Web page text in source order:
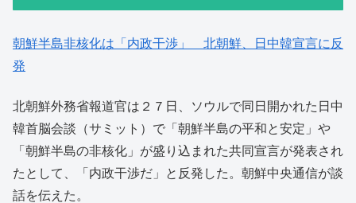
朝鮮半島非核化は「内政干渉」 北朝鮮、日中韓宣言に反
発
北朝鮮外務省報道官は２７日、ソウルで同日開かれた日中
韓首脳会談（サミット）で「朝鮮半島の平和と安定」や
「朝鮮半島の非核化」が盛り込まれた共同宣言が発表され
たとして、「内政干渉だ」と反発した。朝鮮中央通信が談
話を伝えた。